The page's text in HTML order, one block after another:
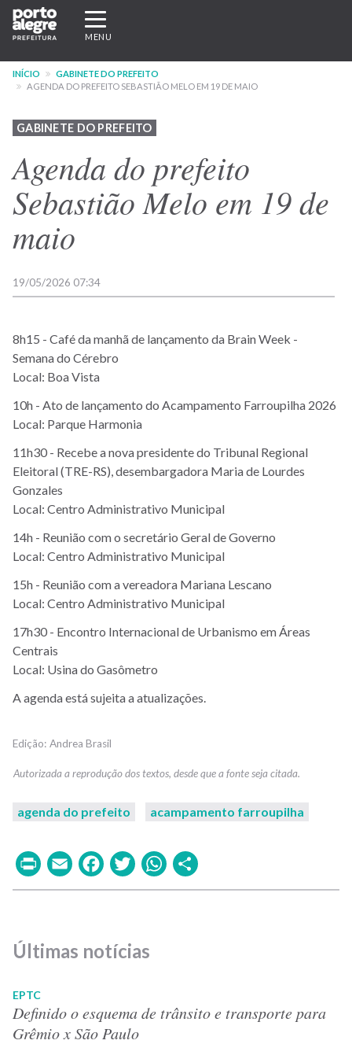
Pular
para
conteúdo
principal
Expandir/recolher
navegação
MENU
INÍCIO
GABINETE DO PREFEITO
AGENDA DO PREFEITO SEBASTIÃO MELO EM 19 DE MAIO
GABINETE DO PREFEITO
Agenda do prefeito
Sebastião Melo em 19 de
maio
19/05/2026 07:34
8h15 - Café da manhã de lançamento da Brain Week -
Semana do Cérebro
Local: Boa Vista
10h - Ato de lançamento do Acampamento Farroupilha 2026
Local: Parque Harmonia
11h30 - Recebe a nova presidente do Tribunal Regional
Eleitoral (TRE-RS), desembargadora Maria de Lourdes
Gonzales
Local: Centro Administrativo Municipal
14h - Reunião com o secretário Geral de Governo
Local: Centro Administrativo Municipal
15h - Reunião com a vereadora Mariana Lescano
Local: Centro Administrativo Municipal
17h30 - Encontro Internacional de Urbanismo em Áreas
Centrais
Local: Usina do Gasômetro
A agenda está sujeita a atualizações.
Andrea Brasil
agenda do prefeito acampamento farroupilha
PrintEmailFacebook
TwitterWhatsApp
Últimas notícias
EPTC
Definido o esquema de trânsito e transporte para
Grêmio x São Paulo